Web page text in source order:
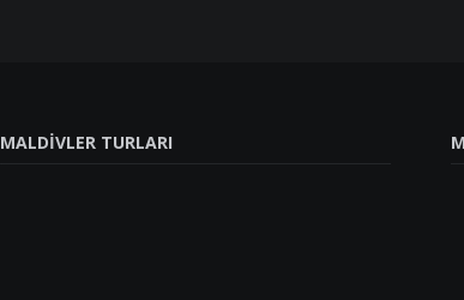
MALDIVLER TURLARI